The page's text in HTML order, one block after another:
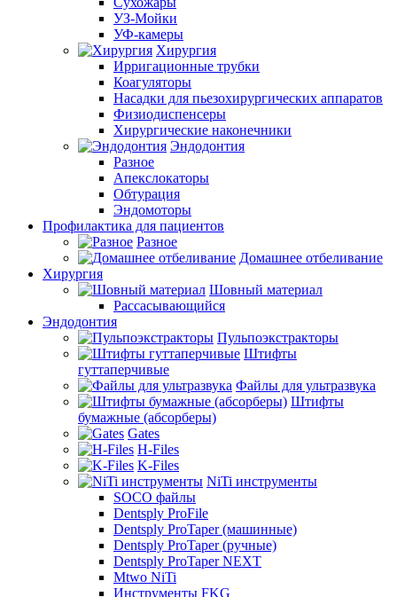
УЗ-Мойки
УФ-камеры
Хирургия
Ирригационные трубки
Коагуляторы
Насадки для пьезохирургических аппаратов
Физиодиспенсеры
Хирургические наконечники
Эндодонтия
Разное
Апекслокаторы
Обтурация
Эндомоторы
Профилактика для пациентов
Разное
Домашнее отбеливание
Хирургия
Шовный материал
Рассасывающийся
Эндодонтия
Пульпоэкстракторы
Штифты
гуттаперчивые
Файлы для ультразвука
Штифты
бумажные (абсорберы)
Gates
H-Files
K-Files
NiTi инструменты
SOCO файлы
Dentsply ProFile
Dentsply ProTaper (машинные)
Dentsply ProTaper (ручные)
Dentsply ProTaper NEXT
Mtwo NiTi
Инструменты FKG